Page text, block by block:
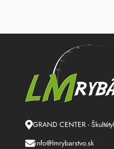
GRAND CENTER -
info@lmrybarstvo.sk